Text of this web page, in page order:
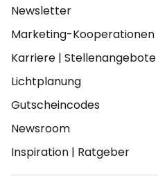
Newsletter
Marketing-Kooperationen
Karriere | Stellenangebote
Lichtplanung
Gutscheincodes
Newsroom
Inspiration | Ratgeber